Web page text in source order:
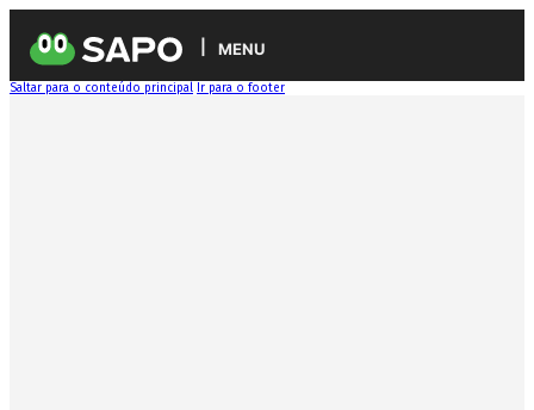
MENU
Saltar para o conteúdo principal Ir para o footer